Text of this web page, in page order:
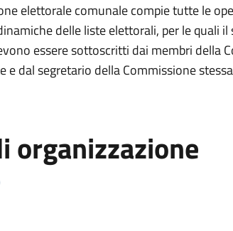
elettorale comunale compie tutte le
delle liste elettorali, per le quali
essere sottoscritti dai membri della
e dal segretario della Commissione stessa
organizzazione